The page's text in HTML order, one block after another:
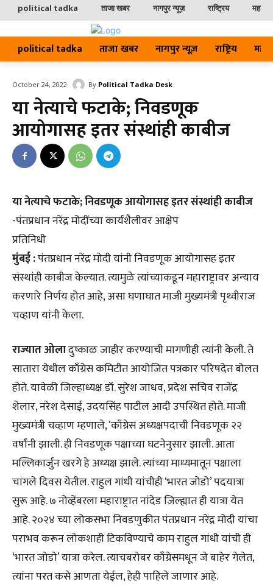
political tadka ताजा खबर नागपुर न्यूज़ राष्ट्रिय
political tadka ताजा खबर नागपुर न्यूज़ राष्ट्रिय
October 24, 2022 By Political Tadka Desk
या नेत्याचे फटाके; निवडणूक
आयोगासह इतर संस्थांही काबीज
या नेत्याचे फटाके; निवडणूक आयोगासह इतर संस्थांही काबीज
-पंतप्रधान नरेंद्र मोदींच्या कार्यशैलीवर आक्षेप
प्रतिनिधी
मुंबई :पंतप्रधान नरेंद्र मोदी यांनी निवडणूक आयोगासह इतर
संस्थांही काबीज केल्यात. त्यामुळे त्यांच्याकडून महाराष्ट्रावर अन्याय
करणारे निर्णय होत आहे, असा घणाघात माजी मुख्यमंत्री पृथ्वीराज
चव्हाण यांनी केला.
राज्यात ओलादुष्काळ जाहीर करण्याची मागणीही त्यांनी केली. ते
सातारा येथील काँग्रेस कमिटीत आयोजित पत्रकार परिषदेत बोलत
होते. यावेळी जिल्हाध्यक्ष डॉ. सुरेश जाधव, प्रदेश सचिव राजेंद्र
शेलार, नरेश देसाई, उदयसिंह पाटील आदी उपस्थित होते. माजी
मुख्यमंत्री चव्हाण म्हणाले, ‘काँग्रेस अध्यक्षपदाची निवडणूक २२
वर्षांनी झाली. ही निवडणूक पक्षाच्या घटनेनुसार झाली. आता
मल्लिकार्जुन खरगे हे अध्यक्ष झाले. त्यांच्या माध्यमातून पक्षाला
चांगले दिवस येतील. राहुल गांधी यांचीही ‘भारत जोडो’ पदयात्रा
सुरू आहे. ७ नोव्हेंबरला महाराष्ट्रात नांदेड जिल्ह्यात ही यात्रा येत
आहे. २०२४ च्या लोकसभा निवडणुकीत पंतप्रधान नरेंद्र मोदी यांचा
पराभव करून लोकशाही टिकविण्याचे काम राहुल गांधी यांची ही
‘भारत जोडो’ यात्रा करेल. त्याचबरोबर काँग्रेसमधून जे बाहेर गेलेत,
त्यांना परत कसे आणता येईल, हेही पाहिले जाणार आहे.